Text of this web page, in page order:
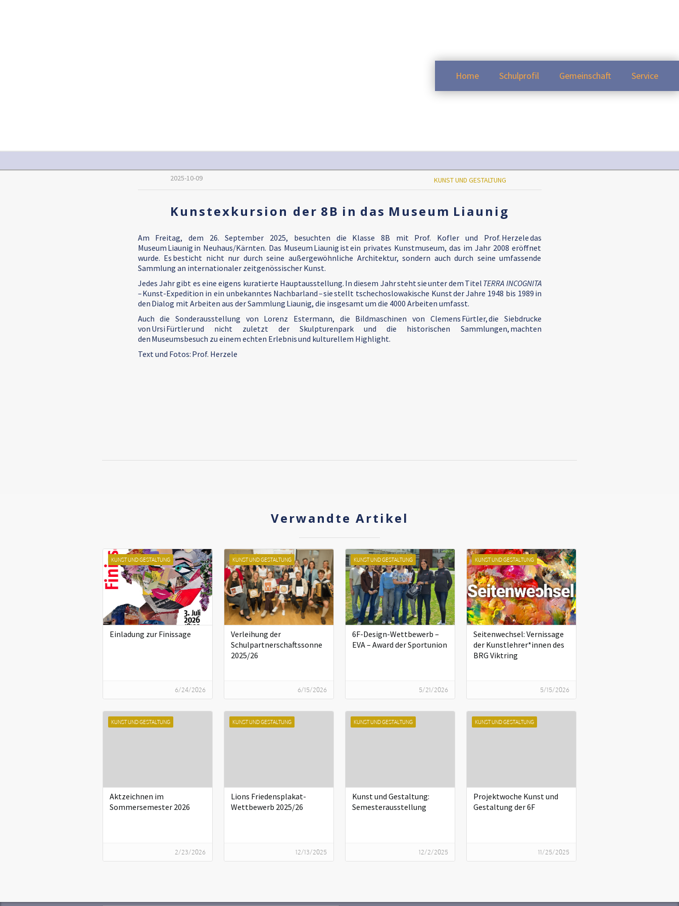
Home Schulprofil Gemeinschaft Service
2025-10-09 KUNST UND GESTALTUNG
Kunstexkursion der 8B in das Museum Liaunig
Am Freitag, dem 26. September 2025, besuchten die Klasse 8B mit Prof. Kofler und Prof. Herzele das
Museum Liaunig in Neuhaus/Kärnten. Das Museum Liaunig ist ein privates Kunstmuseum, das im Jahr 2008 eröffnet
wurde. Es besticht nicht nur durch seine außergewöhnliche Architektur, sondern auch durch seine umfassende
Sammlung an internationaler zeitgenössischer Kunst.
Jedes Jahr gibt es eine eigens kuratierte Hauptausstellung. In diesem Jahr steht sie unter dem Titel TERRA INCOGNITA
–Kunst-Expedition in ein unbekanntes Nachbarland–sie stellt tschechoslowakische Kunst der Jahre 1948 bis 1989 in
den Dialog mit Arbeiten aus der Sammlung Liaunig, die insgesamt um die 4000 Arbeiten umfasst.
Auch die Sonderausstellung von Lorenz Estermann, die Bildmaschinen von Clemens Fürtler, die Siebdrucke
von Ursi Fürtler und nicht zuletzt der Skulpturenpark und die historischen Sammlungen, machten
den Museumsbesuch zu einem echten Erlebnis und kulturellem Highlight.
Text und Fotos: Prof. Herzele
Verwandte Artikel
KUNST UND GESTALTUNG
Einladung zur Finissage
6/24/2026
KUNST UND GESTALTUNG
Verleihung der
Schulpartnerschaftssonne
2025/26
6/15/2026
KUNST UND GESTALTUNG
6F-Design-Wettbewerb –
EVA – Award der Sportunion
5/21/2026
KUNST UND GESTALTUNG
Seitenwechsel: Vernissage
der Kunstlehrer*innen des
BRG Viktring
5/15/2026
KUNST UND GESTALTUNG
Aktzeichnen im
Sommersemester 2026
2/23/2026
KUNST UND GESTALTUNG
Lions Friedensplakat-
Wettbewerb 2025/26
12/13/2025
KUNST UND GESTALTUNG
Kunst und Gestaltung:
Semesterausstellung
12/2/2025
KUNST UND GESTALTUNG
Projektwoche Kunst und
Gestaltung der 6F
11/25/2025